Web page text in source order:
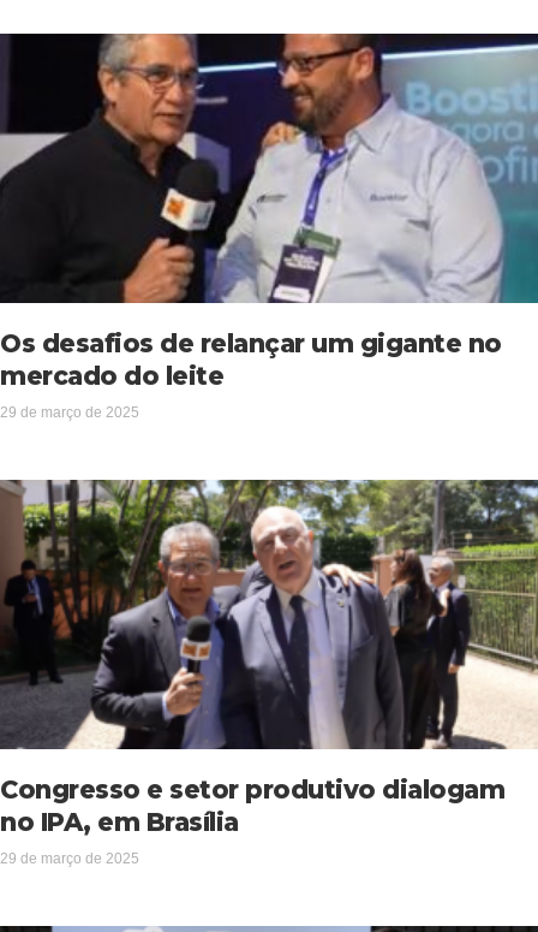
Os desafios de relançar um gigante no
mercado do leite
29 de março de 2025
Congresso e setor produtivo dialogam
no IPA, em Brasília
29 de março de 2025